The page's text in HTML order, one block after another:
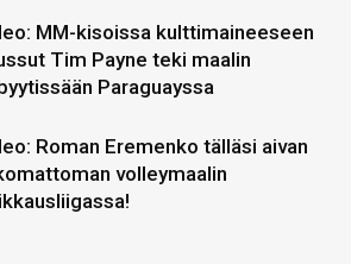
MM-kisoissa kulttimaineeseen
Tim Payne teki maalin
Paraguayssa
Roman Eremenko tälläsi aivan
volleymaalin